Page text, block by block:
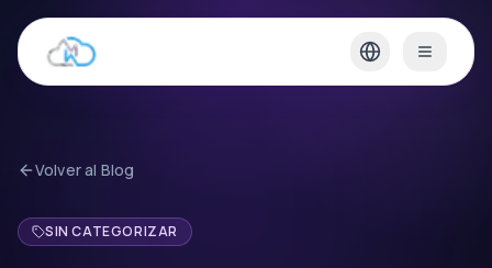
Volver al Blog
SIN CATEGORIZAR